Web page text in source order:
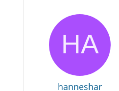
hanneshar